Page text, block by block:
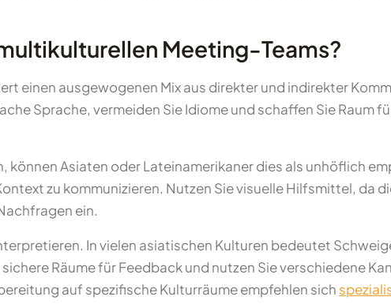
Meeting-Teams?
einen ausgewogenen Mix aus direkter und indirekter
Sprache, vermeiden Sie Idiome und schaffen Sie Raum
Asiaten oder Lateinamerikaner dies als unhöflich
zu kommunizieren. Nutzen Sie visuelle Hilfsmittel, da
ein.
In vielen asiatischen Kulturen bedeutet
Räume für Feedback und nutzen Sie verschiedene
auf spezifische Kulturräume empfehlen sich